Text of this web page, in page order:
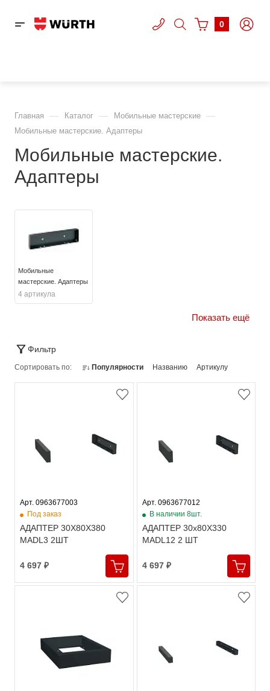
0
Главная — Каталог — Мобильные мастерские —
Мобильные мастерские. Адаптеры
Мобильные мастерские.
Адаптеры
Мобильные
мастерские. Адаптеры
4 артикула
Показать ещё
Фильтр
Сортировать по: Популярности Названию Артикулу
Арт. 0963677003
Под заказ
АДАПТЕР 30Х80Х380
MADL3 2ШТ
4 697 ₽
Арт. 0963677012
В наличии 8шт.
АДАПТЕР 30х80Х330
MADL12 2 ШТ
4 697 ₽